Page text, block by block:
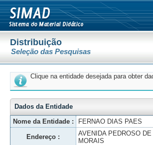
Distribuição
Seleção das Pesquisas
Clique na entidade desejada para obter
Dados da Entidade
Nome da Entidade :
FERNAO DIAS PAES
Endereço :
AVENIDA PEDROSO DE
MORAIS